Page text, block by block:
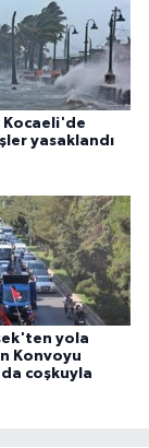
Kocaeli'de
yasaklandı
yola
Konvoyu
coşkuyla